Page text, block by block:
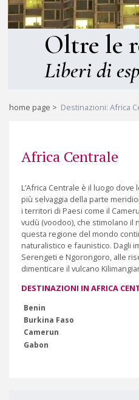
Oltre le
Liberi di
home page > Destinazioni: Africa
Africa Centrale
L’Africa Centrale è il luogo
più selvaggia della parte
i territori di Paesi come il
vudù (voodoo), che stimolano il
questa regione del mondo
naturalistico e faunistico. Dagli
Serengeti e Ngorongoro, alle
dimenticare il vulcano
DESTINAZIONI IN AFRICA
Benin
Burkina Faso
Camerun
Gabon